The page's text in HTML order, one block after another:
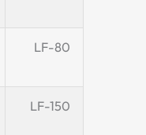
LF-80
LF-150